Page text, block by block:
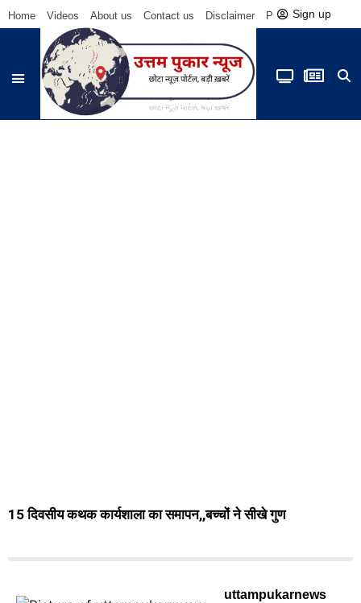
Home Videos About us Contact us Disclaimer Privacy Policy
Sign up
15 दिवसीय कथक कार्यशाला का समापन,,बच्चों ने सीखे गुण
uttampukarnews